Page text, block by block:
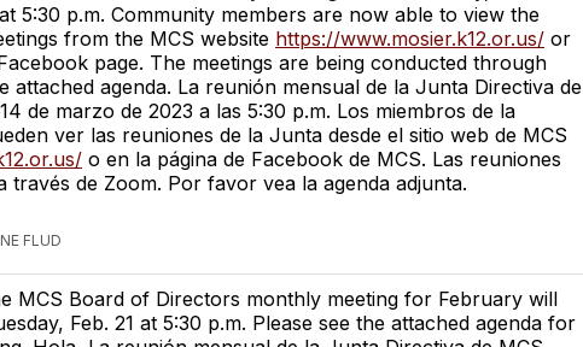
5:30 p.m. Community members are now able to view the
from the MCS website https://www.mosier.k12.or.us/ or
page. The meetings are being conducted through
attached agenda. La reunión mensual de la Junta Directiva de
de marzo de 2023 a las 5:30 p.m. Los miembros de la
ver las reuniones de la Junta desde el sitio web de MCS
o en la página de Facebook de MCS. Las reuniones
través de Zoom. Por favor vea la agenda adjunta.
FLUD
MCS Board of Directors monthly meeting for February will
Feb. 21 at 5:30 p.m. Please see the attached agenda for